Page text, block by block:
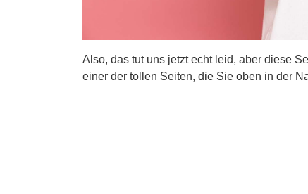
Also, das tut uns jetzt echt leid, aber diese
einer der tollen Seiten, die Sie oben in der